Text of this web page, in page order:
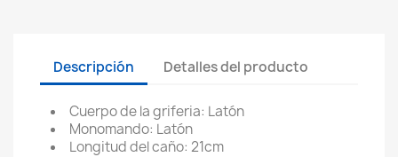
Descripción Detalles del producto
Cuerpo de la griferia: Latón
Monomando: Latón
Longitud del caño: 21cm